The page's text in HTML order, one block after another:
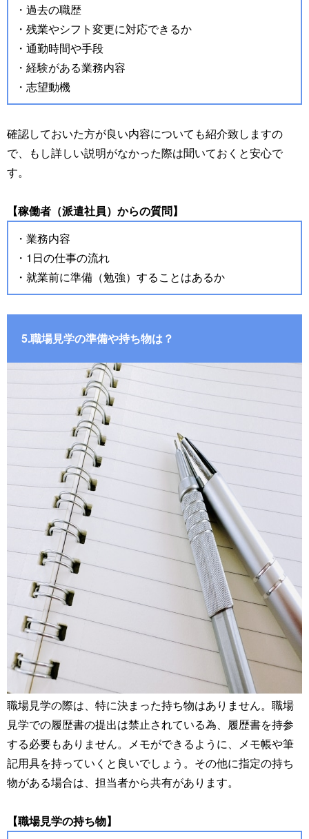
・過去の職歴
・残業やシフト変更に対応できるか
・通勤時間や手段
・経験がある業務内容
・志望動機
確認しておいた方が良い内容についても紹介致しますの
で、もし詳しい説明がなかった際は聞いておくと安心で
す。
【稼働者（派遣社員）からの質問】
・業務内容
・1日の仕事の流れ
・就業前に準備（勉強）することはあるか
5.職場見学の準備や持ち物は？
職場見学の際は、特に決まった持ち物はありません。職場
見学での履歴書の提出は禁止されている為、履歴書を持参
する必要もありません。メモができるように、メモ帳や筆
記用具を持っていくと良いでしょう。その他に指定の持ち
物がある場合は、担当者から共有があります。
【職場見学の持ち物】